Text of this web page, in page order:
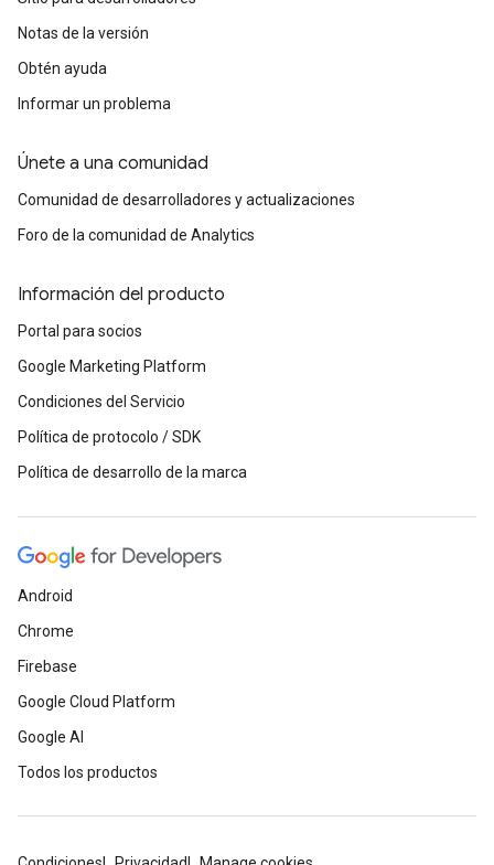
Notas de la versión
Obtén ayuda
Informar un problema
Únete a una comunidad
Comunidad de desarrolladores y actualizaciones
Foro de la comunidad de Analytics
Información del producto
Portal para socios
Google Marketing Platform
Condiciones del Servicio
Política de protocolo / SDK
Política de desarrollo de la marca
Android
Chrome
Firebase
Google Cloud Platform
Google AI
Todos los productos